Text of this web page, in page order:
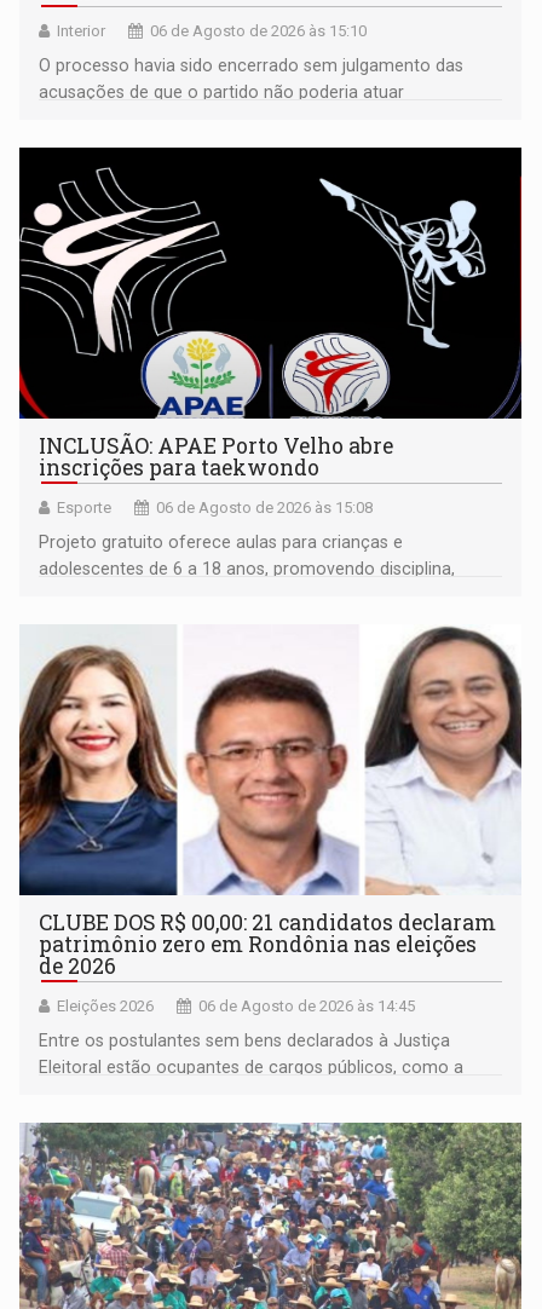
Interior 06 de Agosto de 2026 às 15:10
O processo havia sido encerrado sem julgamento das
acusações de que o partido não poderia atuar
INCLUSÃO: APAE Porto Velho abre
inscrições para taekwondo
Esporte 06 de Agosto de 2026 às 15:08
Projeto gratuito oferece aulas para crianças e
adolescentes de 6 a 18 anos, promovendo disciplina,
CLUBE DOS R$ 00,00: 21 candidatos declaram
patrimônio zero em Rondônia nas eleições
de 2026
Eleições 2026 06 de Agosto de 2026 às 14:45
Entre os postulantes sem bens declarados à Justiça
Eleitoral estão ocupantes de cargos públicos, como a
Pedro Geovar (PP) e a vice-prefeita Magna dos Anjos
(NOVO)